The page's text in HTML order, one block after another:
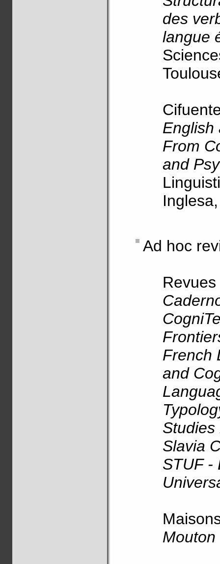
des
langue
English
From
and
Ad hoc
French
and
Slavia
STUF -